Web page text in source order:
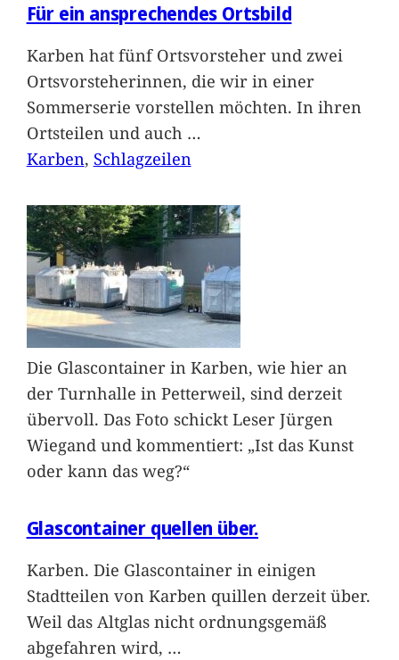
Für ein ansprechendes Ortsbild
Karben hat fünf Ortsvorsteher und zwei
Ortsvorsteherinnen, die wir in einer
Sommerserie vorstellen möchten. In ihren
Ortsteilen und auch …
Karben, Schlagzeilen
Die Glascontainer in Karben, wie hier an
der Turnhalle in Petterweil, sind derzeit
übervoll. Das Foto schickt Leser Jürgen
Wiegand und kommentiert: „Ist das Kunst
oder kann das weg?“
Glascontainer quellen über.
Karben. Die Glascontainer in einigen
Stadtteilen von Karben quillen derzeit über.
Weil das Altglas nicht ordnungsgemäß
abgefahren wird, …